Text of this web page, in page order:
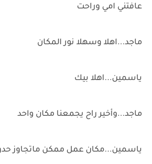
عافتني امي وراحت
ماجد...اهلا وسهلا نور المكان
ياسمين...اهلا بيك
ماجد...وأخير راح يجمعنا مكان واحد
ياسمين...مكان عمل ممكن ماتجاوز